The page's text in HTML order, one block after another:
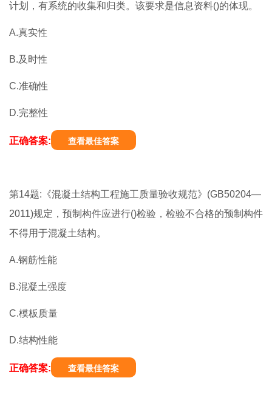
计划，有系统的收集和归类。该要求是信息资料()的体现。
A.真实性
B.及时性
C.准确性
D.完整性
正确答案: 查看最佳答案
第14题:《混凝土结构工程施工质量验收规范》(GB50204—
2011)规定，预制构件应进行()检验，检验不合格的预制构件
不得用于混凝土结构。
A.钢筋性能
B.混凝土强度
C.模板质量
D.结构性能
正确答案: 查看最佳答案